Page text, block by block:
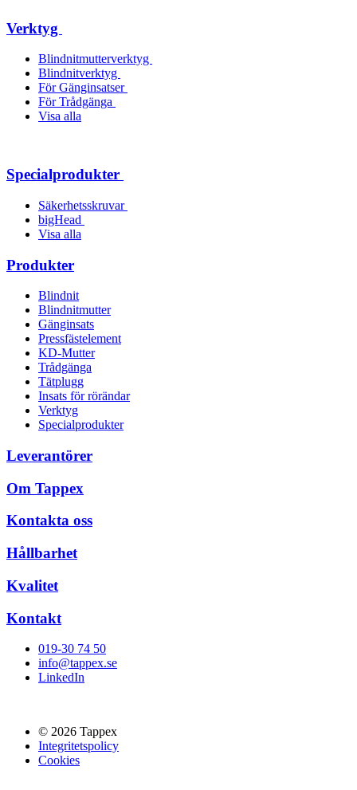
Verktyg
Blindnitmutterverktyg
Blindnitverktyg
För Gänginsatser
För Trådgänga
Visa alla
Specialprodukter
Säkerhetsskruvar
bigHead
Visa alla
Produkter
Blindnit
Blindnitmutter
Gänginsats
Pressfästelement
KD-Mutter
Trådgänga
Tätplugg
Insats för rörändar
Verktyg
Specialprodukter
Leverantörer
Om Tappex
Kontakta oss
Hållbarhet
Kvalitet
Kontakt
019-30 74 50
info@tappex.se
LinkedIn
© 2026 Tappex
Integritetspolicy
Cookies